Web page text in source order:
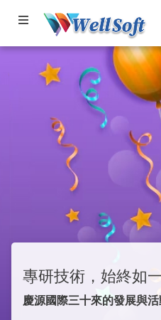
產品系列
公司簡介
線上管理系統
會員與客戶專區
專研技術，始終如
慶源國際三十來的發展與